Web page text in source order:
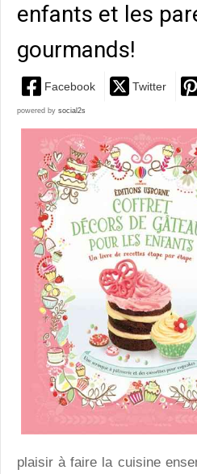
enfants et les
gourmands!
Facebook Twitter
powered by social2s
plaisir à faire la cuisine